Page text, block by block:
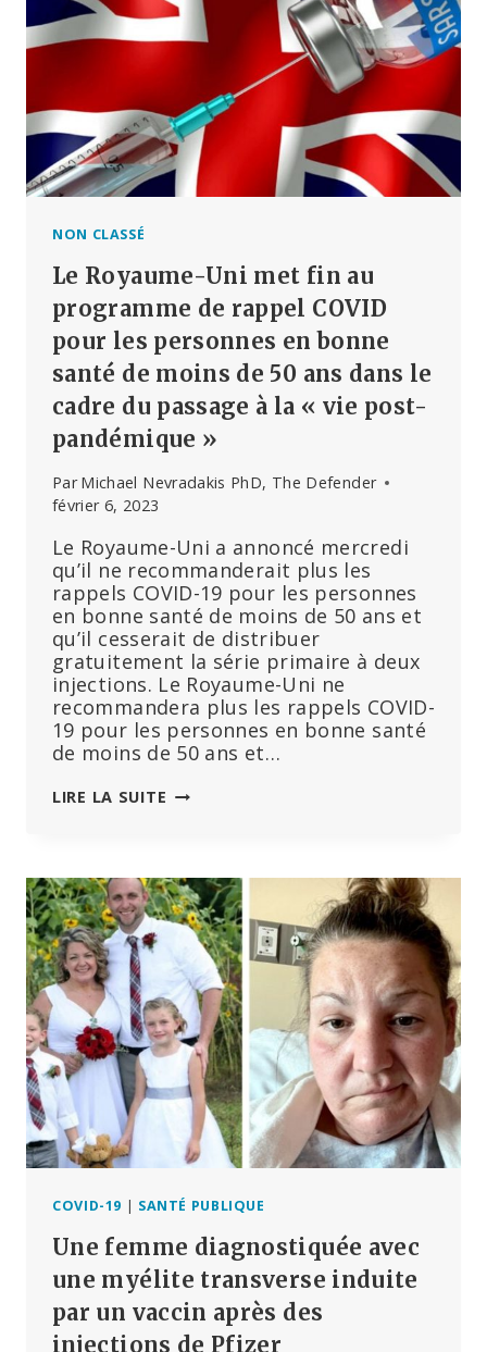
LA
PRISE
CONTRÔLE
GOUVERNEMENT
AMÉRICAIN
?
NON CLASSÉ
Le Royaume-Uni met fin au
programme de rappel COVID
pour les personnes en bonne
santé de moins de 50 ans dans le
cadre du passage à la « vie post-
pandémique »
Par Michael Nevradakis PhD, The Defender
février 6, 2023
Le Royaume-Uni a annoncé mercredi
qu’il ne recommanderait plus les
rappels COVID-19 pour les personnes
en bonne santé de moins de 50 ans et
qu’il cesserait de distribuer
gratuitement la série primaire à deux
injections. Le Royaume-Uni ne
recommandera plus les rappels COVID-
19 pour les personnes en bonne santé
de moins de 50 ans et…
LIRE LA SUITE LE
FIN
AU
PROGRAMME
DE
RAPPEL
COVID
POUR
LES
PERSONNES
EN
BONNE
SANTÉ
DE
DE
ANS
DANS
CADRE
DU
COVID-19 | SANTÉ PUBLIQUE
Une femme diagnostiquée avec
une myélite transverse induite
par un vaccin après des
injections de Pfizer